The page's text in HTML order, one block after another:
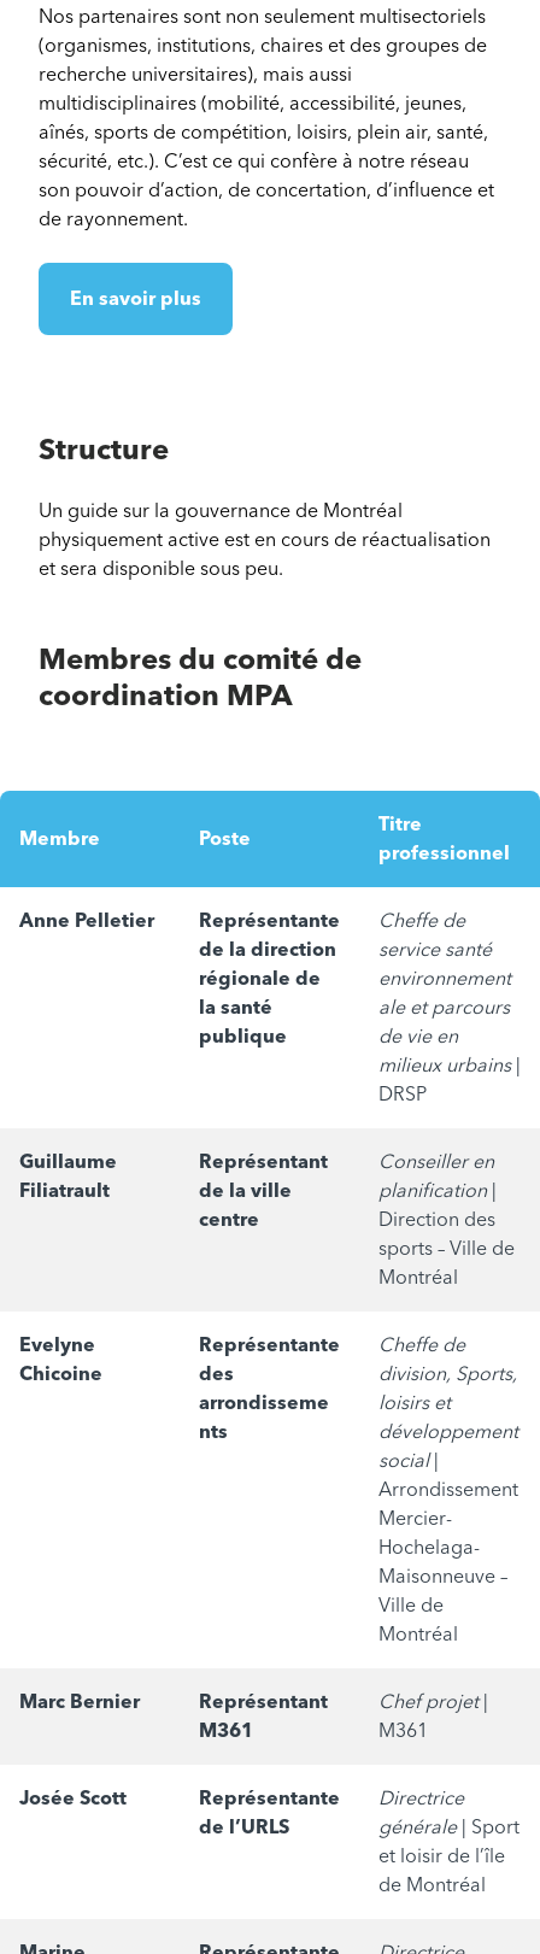
Nos partenaires sont non seulement multisectoriels
(organismes, institutions, chaires et des groupes de
recherche universitaires), mais aussi
multidisciplinaires (mobilité, accessibilité, jeunes,
aînés, sports de compétition, loisirs, plein air, santé,
sécurité, etc.). C’est ce qui confère à notre réseau
son pouvoir d’action, de concertation, d’influence et
de rayonnement.
En savoir plus
Structure
Un guide sur la gouvernance de Montréal
physiquement active est en cours de réactualisation
et sera disponible sous peu.
Membres du comité de
coordination MPA
Membre Poste
Titre
professionnel
Anne Pelletier
Représentante
de la direction
régionale de
la santé
publique
Cheffe de
service santé
environnement
ale et parcours
de vie en
milieux urbains|
DRSP
Guillaume
Filiatrault
Représentant
de la ville
centre
Conseiller en
planification
Direction des
sports – Ville de
Montréal
Evelyne
Chicoine
Représentante
des
arrondisseme
nts
Cheffe de
division, Sports,
loisirs et
développement
social
Arrondissement
Mercier-
Hochelaga-
Maisonneuve –
Ville de
Montréal
Marc Bernier
Représentant
M361
Chef projet
M361
Josée Scott
Représentante
de l’URLS
Directrice
générale
| Sport
et loisir de l’île
de Montréal